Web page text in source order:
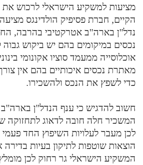
מציעות למשקיע הישראלי לרכוש את
הקיים, חברת פסיפיק הולדינגס
נדל"ן בארה"ב אטרקטיבי בהרבה,
נכסים במיקומים בהם יש ביקוש
אוכלוסייה ממעמד סוציו אקונומי
מאתרת נכסים איכותיים בהם אין
כדי לשפץ את הנכס ולהשכירו.
חשוב להדגיש כי ענף הנדל"ן
המשכיר חלה חובה לדאוג לתחזוקה
לכן מעבר לעלויות השיפוץ החד
הוצאות שוטפות לתיקון בעיות
המשקיע הישראלי גר רחוק לכן